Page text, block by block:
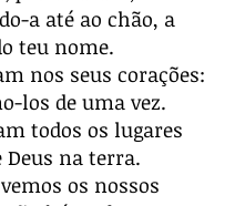
a até ao chão, a
teu nome.
nos seus corações:
los de uma vez.
todos os lugares
Deus na terra.
os nossos